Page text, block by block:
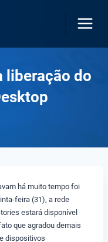
liberação do
há muito tempo foi
feira (31), a rede
estará disponível
que agradou demais
dispositivos